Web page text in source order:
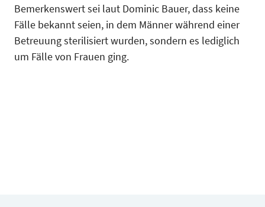
Bemerkenswert sei laut Dominic Bauer, dass keine
Fälle bekannt seien, in dem Männer während einer
Betreuung sterilisiert wurden, sondern es lediglich
um Fälle von Frauen ging.